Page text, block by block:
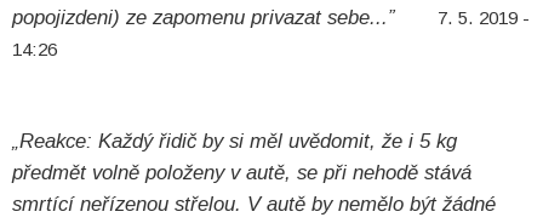
popojizdeni) ze zapomenu privazat sebe...”
7. 5. 2019 -
14:26
„Reakce: Každý řidič by si měl uvědomit, že i 5 kg
předmět volně položeny v autě, se při nehodě stává
smrtící neřízenou střelou. V autě by nemělo být žádné